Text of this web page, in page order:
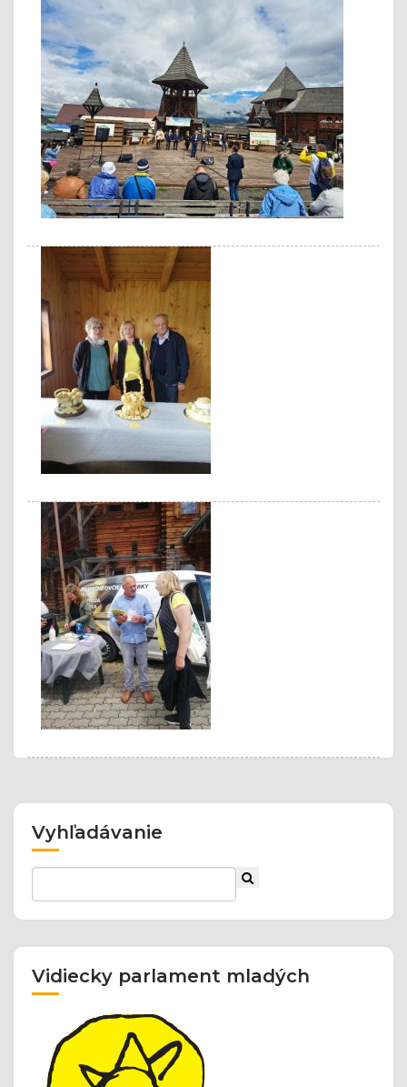
Vyhľadávanie
Vidiecky parlament mladých